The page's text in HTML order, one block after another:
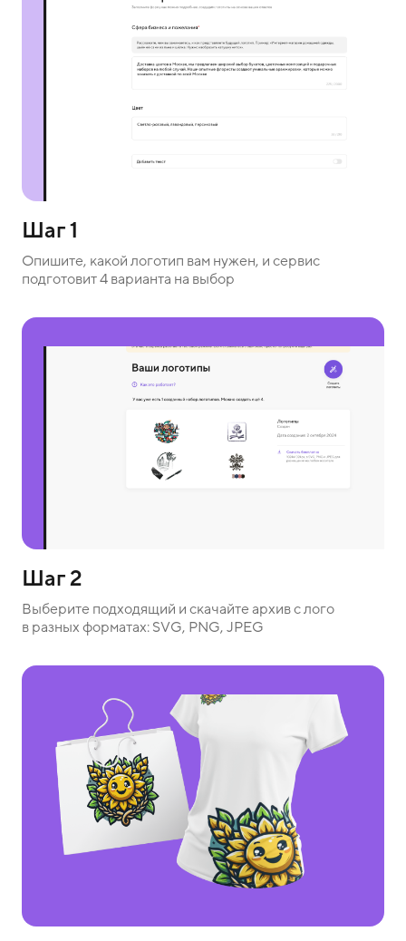
Шаг 1
Опишите, какой логотип вам нужен, и сервис
подготовит 4 варианта на выбор
Шаг 2
Выберите подходящий и скачайте архив с лого
в разных форматах: SVG, PNG, JPEG